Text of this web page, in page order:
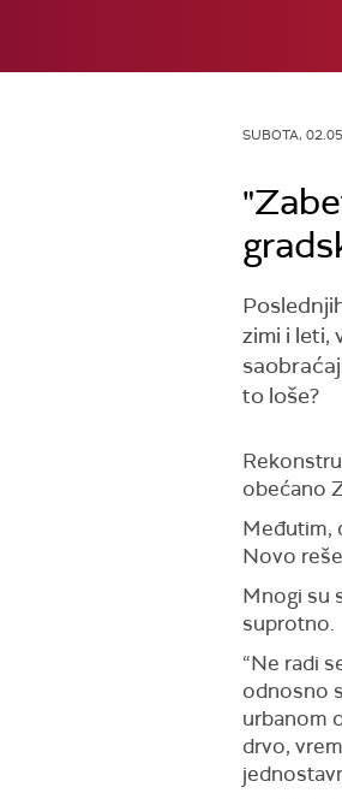
SUBOTA,
zimi i leti,
to loše?
obećano
Međutim,
Novo
Mnogi su
suprotno.
“Ne radi
odnosno
urbanom
drvo,